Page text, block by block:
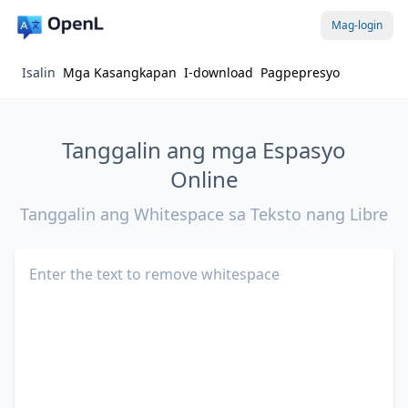
Mag-login
Isalin Mga Kasangkapan I-download Pagpepresyo
Tanggalin ang mga Espasyo
Online
Tanggalin ang Whitespace sa Teksto nang Libre